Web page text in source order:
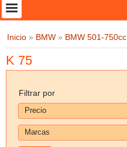
Inicio » BMW » BMW 501-750cc
K 75
Filtrar por
Precio
Marcas